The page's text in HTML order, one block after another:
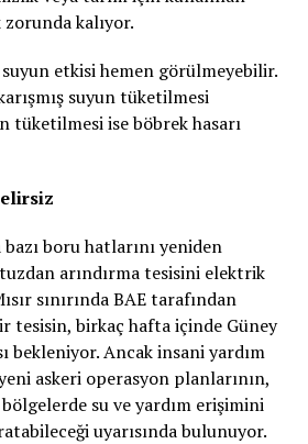
kalıyor.
etkisi hemen görülmeyebilir.
suyun tüketilmesi
tüketilmesi ise böbrek hasarı
boru hatlarını yeniden
arındırma tesisini elektrik
sınırında BAE tarafından
tesisin, birkaç hafta içinde Güney
bekleniyor. Ancak insani yardım
askeri operasyon planlarının,
su ve yardım erişimini
uyarısında bulunuyor.